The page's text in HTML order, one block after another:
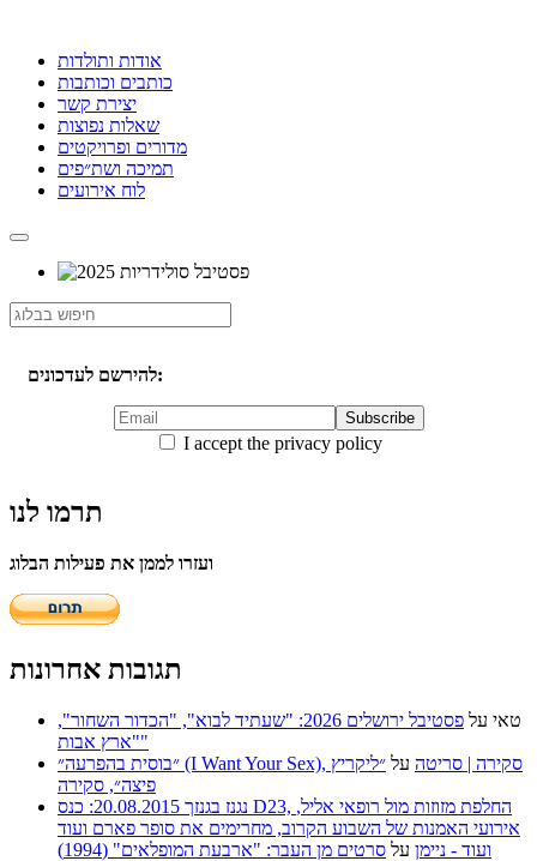
אודות ותולדות
כותבים וכותבות
יצירת קשר
שאלות נפוצות
מדורים ופרויקטים
תמיכה ושת״פים
לוח אירועים
להירשם לעדכונים:
I accept the privacy policy
תרמו לנו
ועזרו לממן את פעילות הבלוג
תגובות אחרונות
טאי על
פסטיבל ירושלים 2026: "שעתיד לבוא", "הכדור השחור",
"ארץ אבות"
״בוסית בהפרעה״ (I Want Your Sex), סקירה | סריטה על ״ליקריץ
פיצה״, סקירה
נגנז בגנזך 20.08.2015: כנס D23, החלפת מזוזות מול רופאי אליל,
אירועי האמנות של השבוע הקרוב, מחרימים את סופר פארם ועוד
ועוד - ניימן על סרטים מן העבר: "ארבעת המופלאים" (1994)